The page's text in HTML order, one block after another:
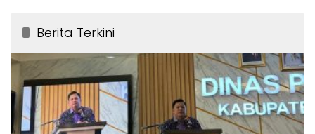
Berita Terkini